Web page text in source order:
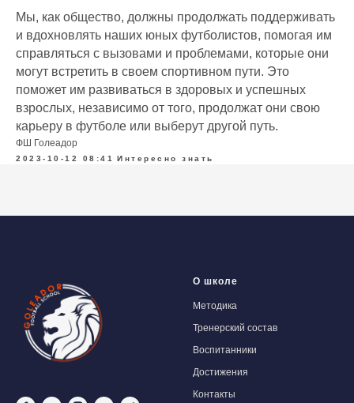
Мы, как общество, должны продолжать поддерживать
и вдохновлять наших юных футболистов, помогая им
справляться с вызовами и проблемами, которые они
могут встретить в своем спортивном пути. Это
поможет им развиваться в здоровых и успешных
взрослых, независимо от того, продолжат они свою
карьеру в футболе или выберут другой путь.
ФШ Голеадор
2023-10-12 08:41 Интересно знать
О школе
Методика
Тренерский состав
Воспитанники
Достижения
Контакты